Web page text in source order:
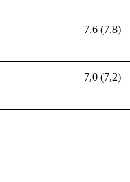
7,6 (7,8)
7,0 (7,2)